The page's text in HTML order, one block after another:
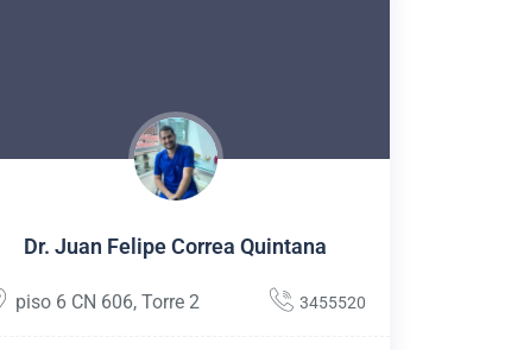
Dr. Juan Felipe Correa Quintana
piso 6 CN 606, Torre 2 3455520